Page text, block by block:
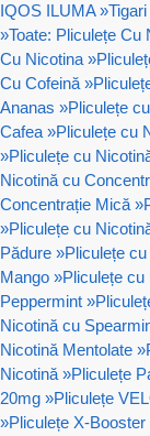
IQOS ILUMA »
»Toate: Pliculețe Cu
Cu Nicotina »
Cu Cofeină »
Ananas »Pliculețe
Cafea »Pliculețe cu
»Pliculețe cu
Nicotină cu
Concentrație Mică »
»Pliculețe cu
Pădure »Pliculețe
Mango »Pliculețe
Peppermint »
Nicotină cu
Nicotină Mentolate »
Nicotină »Pliculețe
20mg »Pliculețe
»Pliculețe X-